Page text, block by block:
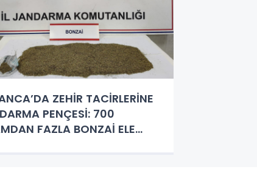
ZEHİR TACİRLERİNE
PENÇESİ: 700
FAZLA BONZAİ ELE